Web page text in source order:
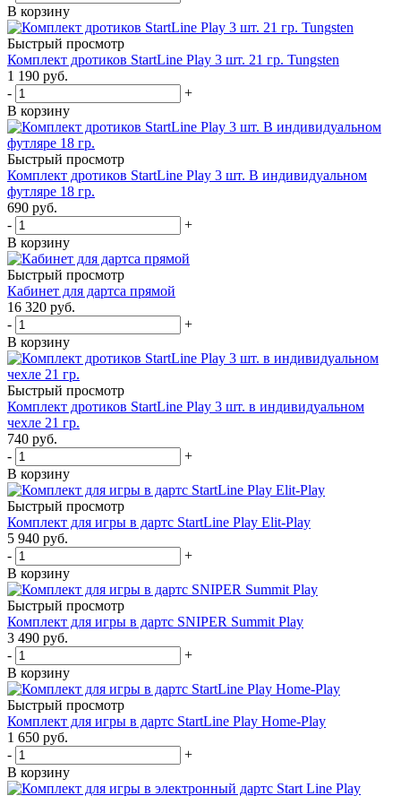
В корзину
Быстрый просмотр
Комплект дротиков StartLine Play 3 шт. 21 гр. Tungsten
1 190 руб.
-
+
В корзину
Быстрый просмотр
Комплект дротиков StartLine Play 3 шт. В индивидуальном
футляре 18 гр.
690 руб.
-
+
В корзину
Быстрый просмотр
Кабинет для дартса прямой
16 320 руб.
-
+
В корзину
Быстрый просмотр
Комплект дротиков StartLine Play 3 шт. в индивидуальном
чехле 21 гр.
740 руб.
-
+
В корзину
Быстрый просмотр
Комплект для игры в дартс StartLine Play Elit-Play
5 940 руб.
-
+
В корзину
Быстрый просмотр
Комплект для игры в дартс SNIPER Summit Play
3 490 руб.
-
+
В корзину
Быстрый просмотр
Комплект для игры в дартс StartLine Play Home-Play
1 650 руб.
-
+
В корзину